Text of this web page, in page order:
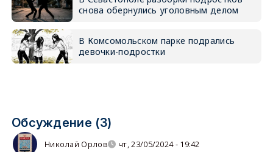
снова обернулись уголовным делом
В Комсомольском парке подрались
девочки-подростки
Обсуждение (3)
Николай Орлов чт, 23/05/2024 - 19:42